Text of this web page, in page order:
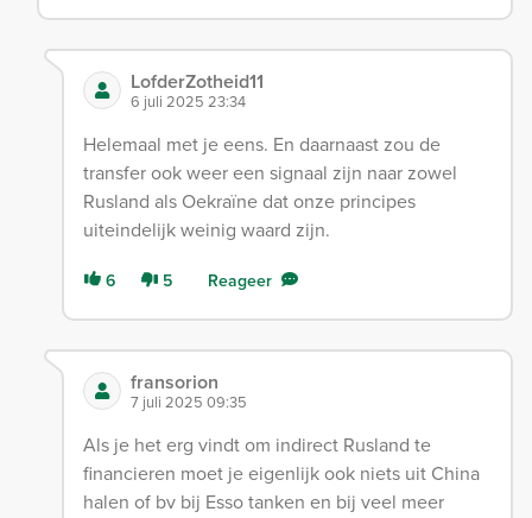
LofderZotheid11
6 juli 2025 23:34
Helemaal met je eens. En daarnaast zou de
transfer ook weer een signaal zijn naar zowel
Rusland als Oekraïne dat onze principes
uiteindelijk weinig waard zijn.
6 5 Reageer
fransorion
7 juli 2025 09:35
Als je het erg vindt om indirect Rusland te
financieren moet je eigenlijk ook niets uit China
halen of bv bij Esso tanken en bij veel meer